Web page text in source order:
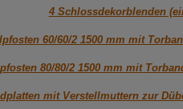
4 Schlossdekorblenden
60/60/2 1500 mm mit
80/80/2 1500 mm mit
mit Verstellmuttern zur